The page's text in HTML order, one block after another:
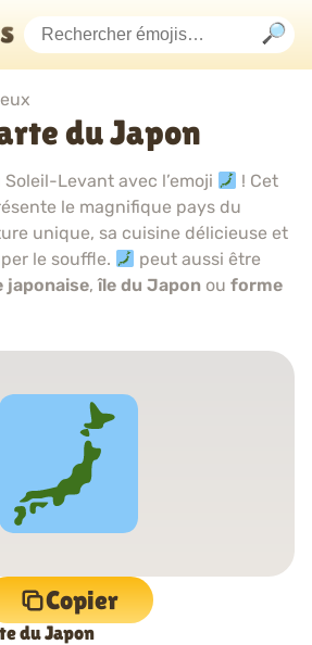
du Japon
Levant avec l’emoji
! Cet
le magnifique pays du
unique, sa cuisine délicieuse et
le souffle.
peut aussi être
japonaise,île du Japon ou forme
Copier
du Japon